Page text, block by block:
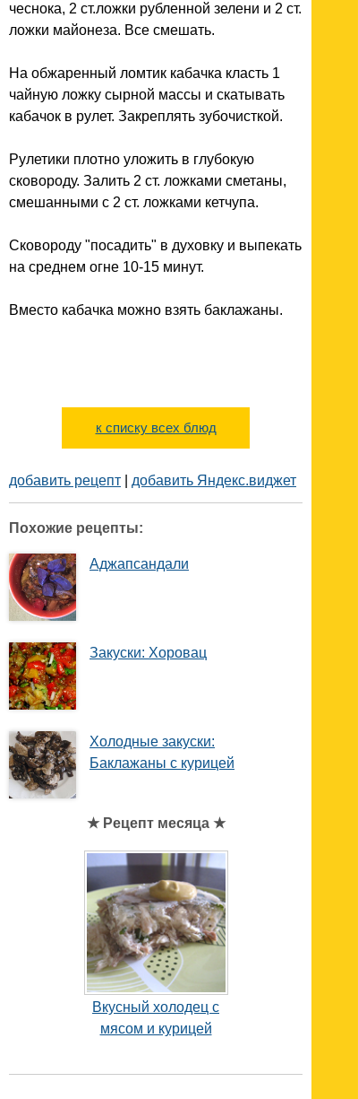
чеснока, 2 ст.ложки рубленной зелени и 2 ст.
ложки майонеза. Все смешать.
На обжаренный ломтик кабачка класть 1
чайную ложку сырной массы и скатывать
кабачок в рулет. Закреплять зубочисткой.
Рулетики плотно уложить в глубокую
сковороду. Залить 2 ст. ложками сметаны,
смешанными с 2 ст. ложками кетчупа.
Сковороду "посадить" в духовку и выпекать
на среднем огне 10-15 минут.
Вместо кабачка можно взять баклажаны.
к списку всех блюд
добавить рецепт добавить Яндекс.виджет
Похожие рецепты:
Аджапсандали
Закуски: Хоровац
Холодные закуски:
Баклажаны с курицей
★ Рецепт месяца ★
Вкусный холодец с
мясом и курицей